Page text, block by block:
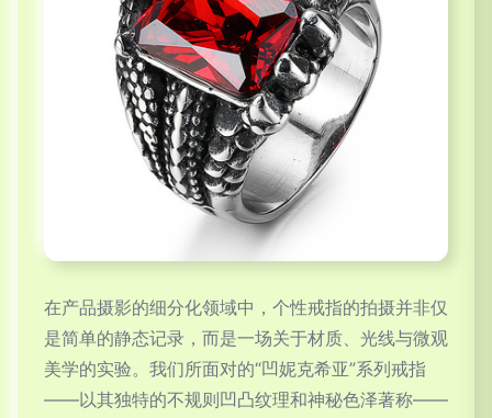
在产品摄影的细分化领域中，个性戒指的拍摄并非仅
是简单的静态记录，而是一场关于材质、光线与微观
美学的实验。我们所面对的“凹妮克希亚”系列戒指
——以其独特的不规则凹凸纹理和神秘色泽著称——